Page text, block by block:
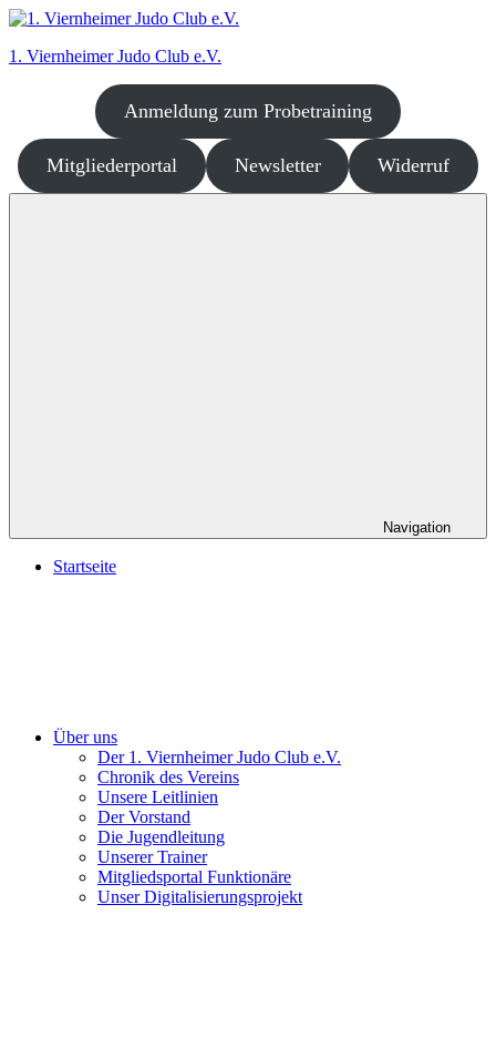
Zum
springen
1. Viernheimer Judo Club e.V.
dort
wo
es
Anmeldung zum Probetraining
Mitgliederportal Newsletter Widerruf
Navigation
Startseite
Über uns
Der 1. Viernheimer Judo Club e.V.
Chronik des Vereins
Unsere Leitlinien
Der Vorstand
Die Jugendleitung
Unserer Trainer
Mitgliedsportal Funktionäre
Unser Digitalisierungsprojekt